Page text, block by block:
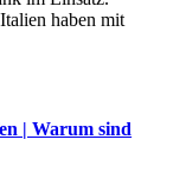
haben mit
| Warum sind